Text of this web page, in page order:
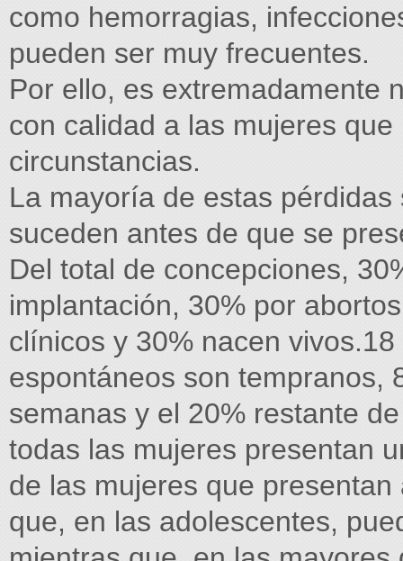
como hemorragias,
pueden ser muy frecuentes.
Por ello, es extremadamente
con calidad a las mujeres
circunstancias.
La mayoría de estas
suceden antes de que se
Del total de concepciones,
implantación, 30% por
clínicos y 30% nacen
espontáneos son tempranos,
semanas y el 20% restante
todas las mujeres presentan
de las mujeres que
que, en las adolescentes,